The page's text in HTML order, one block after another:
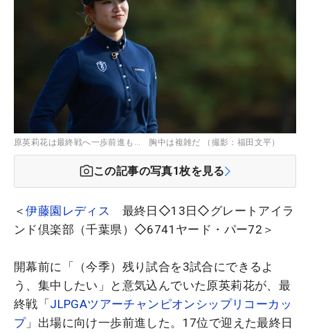
原英莉花は最終戦へ一歩前進も… 胸中は複雑だ （撮影：福田文平）
この記事の写真1枚を見る
＜伊藤園レディス
最終日◇13日◇グレートアイラ
ンド倶楽部（千葉県）◇6741ヤード・パー72＞
開幕前に「（今季）残り試合を3試合にできるよ
う、集中したい」と意気込んでいた原英莉花が、最
終戦「JLPGAツアーチャンピオンシップリコーカッ
プ」出場に向け一歩前進した。17位で迎えた最終日